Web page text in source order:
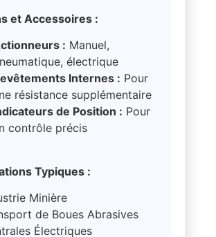
et Accessoires :
: Manuel,
électrique
Internes : Pour
résistance supplémentaire
de Position : Pour
contrôle précis
Typiques :
Minière
de Boues Abrasives
Électriques